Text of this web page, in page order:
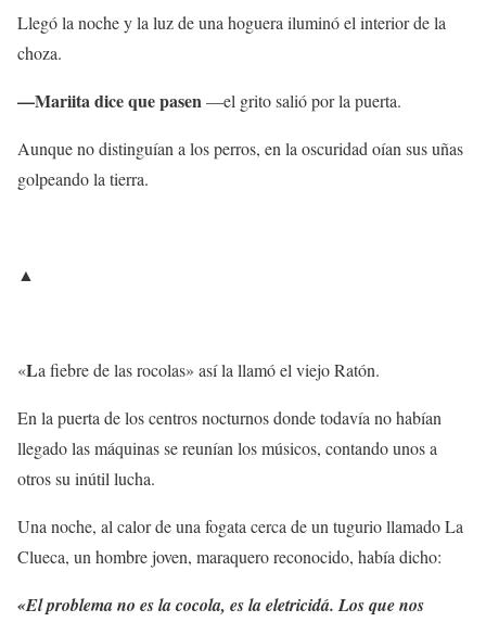
Llegó la noche y la luz de una hoguera iluminó el interior de la
choza.
—Mariita dice que pasen—el grito salió por la puerta.
Aunque no distinguían a los perros, en la oscuridad oían sus uñas
golpeando la tierra.
▲
«La fiebre de las rocolas» así la llamó el viejo Ratón.
En la puerta de los centros nocturnos donde todavía no habían
llegado las máquinas se reunían los músicos, contando unos a
otros su inútil lucha.
Una noche, al calor de una fogata cerca de un tugurio llamado La
Clueca, un hombre joven, maraquero reconocido, había dicho:
«El problema no es la cocola, es la eletricidá. Los que nos